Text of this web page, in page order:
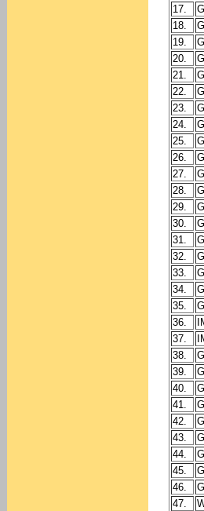
17.
18.
19.
20.
21.
22.
23.
24.
25.
26.
27.
28.
29.
30.
31.
32.
33.
34.
35.
36.
37.
38.
39.
40.
41.
42.
43.
44.
45.
46.
47.